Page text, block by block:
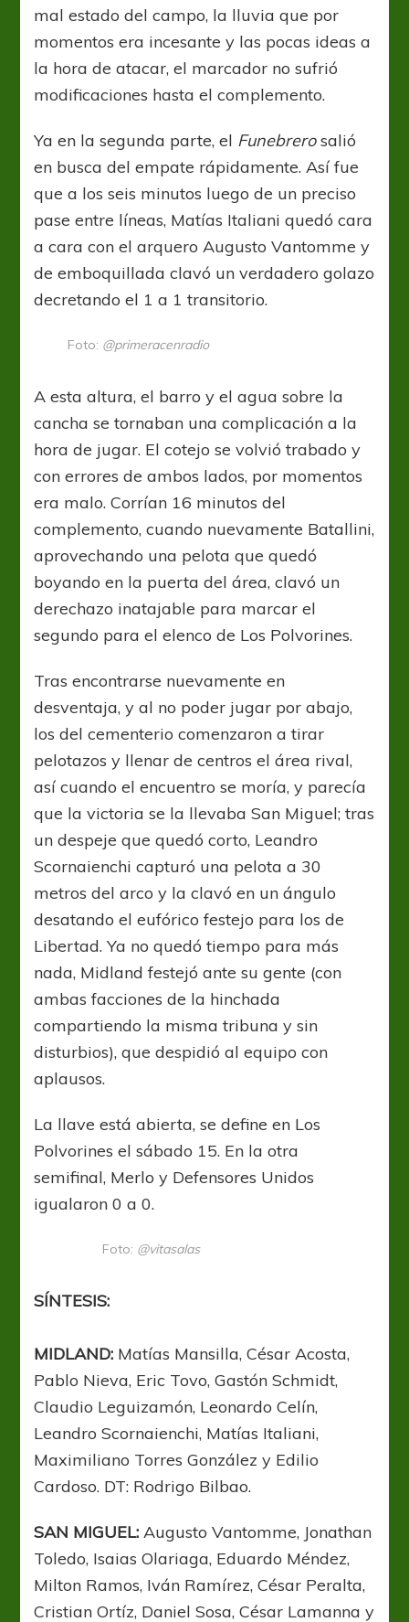
mal estado del campo, la lluvia que por
momentos era incesante y las pocas ideas a
la hora de atacar, el marcador no sufrió
modificaciones hasta el complemento.
Ya en la segunda parte, el Funebrerosalió
en busca del empate rápidamente. Así fue
que a los seis minutos luego de un preciso
pase entre líneas, Matías Italiani quedó cara
a cara con el arquero Augusto Vantomme y
de emboquillada clavó un verdadero golazo
decretando el 1 a 1 transitorio.
Foto: @primeracenradio
A esta altura, el barro y el agua sobre la
cancha se tornaban una complicación a la
hora de jugar. El cotejo se volvió trabado y
con errores de ambos lados, por momentos
era malo. Corrían 16 minutos del
complemento, cuando nuevamente Batallini,
aprovechando una pelota que quedó
boyando en la puerta del área, clavó un
derechazo inatajable para marcar el
segundo para el elenco de Los Polvorines.
Tras encontrarse nuevamente en
desventaja, y al no poder jugar por abajo,
los del cementerio comenzaron a tirar
pelotazos y llenar de centros el área rival,
así cuando el encuentro se moría, y parecía
que la victoria se la llevaba San Miguel; tras
un despeje que quedó corto, Leandro
Scornaienchi capturó una pelota a 30
metros del arco y la clavó en un ángulo
desatando el eufórico festejo para los de
Libertad. Ya no quedó tiempo para más
nada, Midland festejó ante su gente (con
ambas facciones de la hinchada
compartiendo la misma tribuna y sin
disturbios), que despidió al equipo con
aplausos.
La llave está abierta, se define en Los
Polvorines el sábado 15. En la otra
semifinal, Merlo y Defensores Unidos
igualaron 0 a 0.
Foto: @vitasalas
SÍNTESIS:
MIDLAND: Matías Mansilla, César Acosta,
Pablo Nieva, Eric Tovo, Gastón Schmidt,
Claudio Leguizamón, Leonardo Celín,
Leandro Scornaienchi, Matías Italiani,
Maximiliano Torres González y Edilio
Cardoso. DT: Rodrigo Bilbao.
SAN MIGUEL: Augusto Vantomme, Jonathan
Toledo, Isaias Olariaga, Eduardo Méndez,
Milton Ramos, Iván Ramírez, César Peralta,
Cristian Ortíz, Daniel Sosa, César Lamanna y